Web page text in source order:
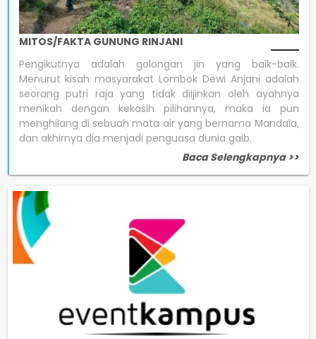
MITOS/FAKTA GUNUNG RINJANI
Pengikutnya adalah golongan jin yang baik-baik.
Menurut kisah masyarakat Lombok Dewi Anjani adalah
seorang putri raja yang tidak diijinkan oleh ayahnya
menikah dengan kekasih pilihannya, maka ia pun
menghilang di sebuah mata air yang bernama Mandala,
dan akhirnya dia menjadi penguasa dunia gaib.
Baca Selengkapnya >>